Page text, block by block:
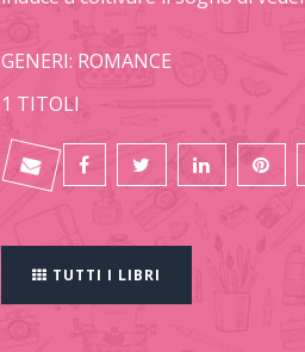
GENERI: ROMANCE
1 TITOLI
TUTTI I LIBRI